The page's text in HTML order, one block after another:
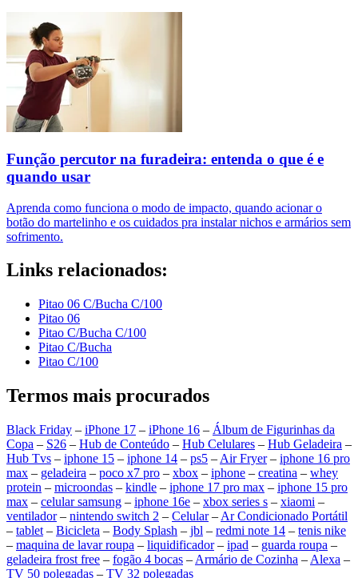
Função percutor na furadeira: entenda o que é e
quando usar
Aprenda como funciona o modo de impacto, quando acionar o
botão do martelinho e os cuidados pra instalar nichos e armários sem
sofrimento.
Links relacionados:
Pitao 06 C/Bucha C/100
Pitao 06
Pitao C/Bucha C/100
Pitao C/Bucha
Pitao C/100
Termos mais procurados
Black Friday – iPhone 17 – iPhone 16 – Álbum de Figurinhas da
Copa – S26 – Hub de Conteúdo – Hub Celulares – Hub Geladeira –
Hub Tvs – iphone 15 – iphone 14 – ps5 – Air Fryer– iphone 16 pro
max – geladeira – poco x7 pro – xbox – iphone – creatina – whey
protein – microondas – kindle – iphone 17 pro max – iphone 15 pro
max – celular samsung – iphone 16e – xbox series s – xiaomi –
ventilador– nintendo switch 2 – Celular– Ar Condicionado Portátil
– tablet – Bicicleta – Body Splash – jbl – redmi note 14 – tenis nike
– maquina de lavar roupa – liquidificador– ipad – guarda roupa –
geladeira frost free – fogão 4 bocas – Armário de Cozinha – Alexa –
TV 50 polegadas – TV 32 polegadas